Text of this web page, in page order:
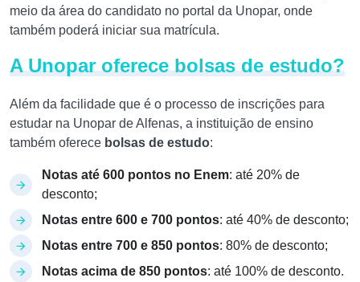
meio da área do candidato no portal da Unopar, onde
também poderá iniciar sua matrícula.
A Unopar oferece bolsas de estudo?
Além da facilidade que é o processo de inscrições para
estudar na Unopar de Alfenas, a instituição de ensino
também oferece bolsas de estudo:
Notas até 600 pontos no Enem: até 20% de
desconto;
Notas entre 600 e 700 pontos: até 40% de desconto;
Notas entre 700 e 850 pontos: 80% de desconto;
Notas acima de 850 pontos: até 100% de desconto.